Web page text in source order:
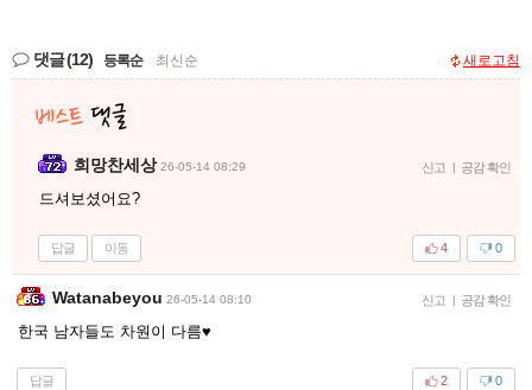
댓글(12) 등록순 최신순 새로고침
희망찬세상 26-05-14 08:29 신고 | 공감 확인
드셔보셨어요?
답글 이동 0
4
Watanabeyou 26-05-14 08:10 신고 | 공감 확인
한국 남자들도 차원이 다름♥
답글 0
2